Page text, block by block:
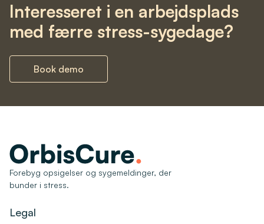
Interesseret i en arbejdsplads
med færre stress-sygedage?
Book demo
Forebyg opsigelser og sygemeldinger, der
bunder i stress.
Legal